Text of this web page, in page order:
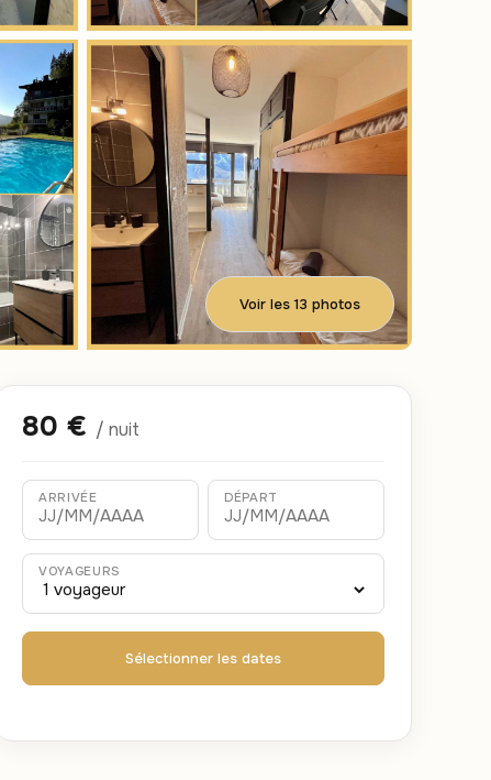
Voir les 13 photos
80 € / nuit
ARRIVÉE DÉPART
VOYAGEURS
Sélectionner les dates